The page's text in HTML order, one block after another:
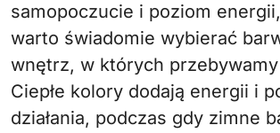
samopoczucie i poziom
warto świadomie wybierać
wnętrz, w których
Ciepłe kolory dodają energii i
działania, podczas gdy zimne